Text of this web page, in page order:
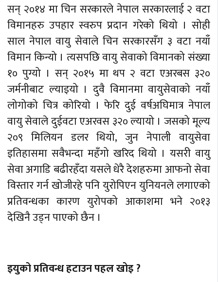
सन् २०१४ मा चिन सरकारले नेपाल सरकारलाई २ वटा
विमानहरु उपहार स्वरुप प्रदान गरेको थियो । सोही
साल नेपाल वायु सेवाले चिन सरकारसँग ३ वटा नयाँ
विमान किन्यो । त्यसपछि वायु सेवाको विमानको संख्या
१० पुग्यो । सन् २०१५ मा थप २ वटा एअरबस ३२०
जर्मनीबाट ल्याइयो । दुवै विमानमा वायुसेवाको नयाँ
लोगोको चित्र कोरियो । फेरि दुई वर्षअघिमात्र नेपाल
वायु सेवाले दुईवटा एअरवस ३२० ल्यायो । जसको मूल्य
२०९ मिलियन डलर थियो, जुन नेपाली वायुसेवा
इतिहासमा सवैभन्दा महँगो खरिद थियो । यसरी वायु
सेवा अगाडि बढीरहँदा यसले धेरै देशहरुमा आफनो सेवा
विस्तार गर्न खोजीरहे पनि युरोपिएन युनियनले लगाएको
प्रतिवन्धका कारण युरोपको आकाशमा भने २०१३
देखिनै उड्न पाएको छैन ।
इयुको प्रतिवन्ध हटाउन पहल खोइ ?